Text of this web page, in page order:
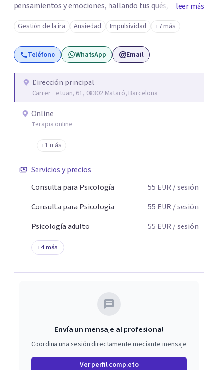
pensamientos y emociones, hallando tus qués, tus
cómos, tus porqués, tus cuándos y tus dóndes a lo largo
de tu vida. Así, podrás desenredar el lío que es vivir, podrás
aceptar quien eres: un ser humano que siente, que piensa
y que hace; un ser que se contradice, que tiene dudas y que
leer más
Gestión de la ira Ansiedad Impulsividad +7 más
Teléfono WhatsApp Email
Dirección principal
Carrer Tetuan, 61, 08302 Mataró, Barcelona
Online
Terapia online
+1 más
Servicios y precios
Consulta para Psicología
55 EUR / sesión
Consulta para Psicología
55 EUR / sesión
Psicología adulto
55 EUR / sesión
+4más
Envía un mensaje al profesional
Coordina una sesión directamente mediante mensaje
Ver perfil completo